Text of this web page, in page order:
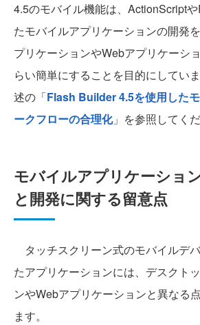
4.5のモバイル機能は、ActionScript
たモバイルアプリケーションの開発
プリケーションやWebアプリケーシ
らい簡単にすることを目的にしてい
述の「Flash Builder 4.5を使用した
ークフローの合理化」を参照してくだ
モバイルアプリケーショ
と開発に関する留意点
タッチスクリーン式のモバイルデ
たアプリケーションには、デスクト
ンやWebアプリケーションと異なる
ます。